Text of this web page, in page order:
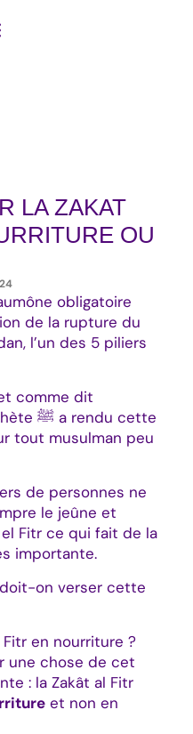
LA ZAKAT
OU
obligatoire
de la rupture du
l’un des 5 piliers
comme dit
précédemment, le prophète ﷺ a rendu cette
tout musulman peu
de personnes ne
le jeûne et
Fitr ce qui fait de la
importante.
on verser cette
en nourriture ?
une chose de cet
: la Zakât al Fitr
et non en